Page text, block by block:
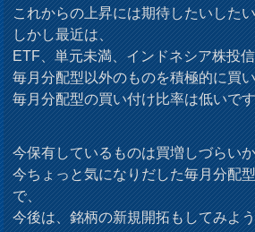
これからの上昇には期待したいした
しかし最近は、
ETF、単元未満、インドネシア株投
毎月分配型以外のものを積極的に買
毎月分配型の買い付け比率は低いで
今保有しているものは買増しづらい
今ちょっと気になりだした毎月分配
で、
今後は、銘柄の新規開拓もしてみよ